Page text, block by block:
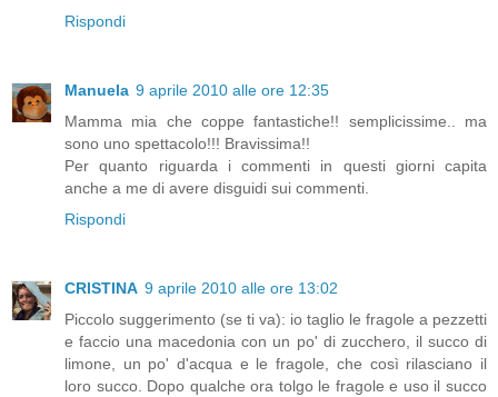
Rispondi
Manuela 9 aprile 2010 alle ore 12:35
Mamma mia che coppe fantastiche!! semplicissime.. ma
sono uno spettacolo!!! Bravissima!!
Per quanto riguarda i commenti in questi giorni capita
anche a me di avere disguidi sui commenti.
Rispondi
CRISTINA 9 aprile 2010 alle ore 13:02
Piccolo suggerimento (se ti va): io taglio le fragole a pezzetti
e faccio una macedonia con un po' di zucchero, il succo di
limone, un po' d'acqua e le fragole, che così rilasciano il
loro succo. Dopo qualche ora tolgo le fragole e uso il succo